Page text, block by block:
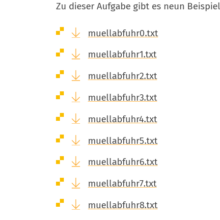
Zu dieser Aufgabe gibt es neun
muellabfuhr0.txt
muellabfuhr1.txt
muellabfuhr2.txt
muellabfuhr3.txt
muellabfuhr4.txt
muellabfuhr5.txt
muellabfuhr6.txt
muellabfuhr7.txt
muellabfuhr8.txt